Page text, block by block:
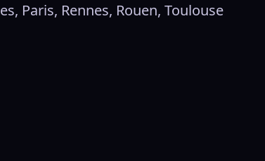
Paris, Rennes, Rouen, Toulouse